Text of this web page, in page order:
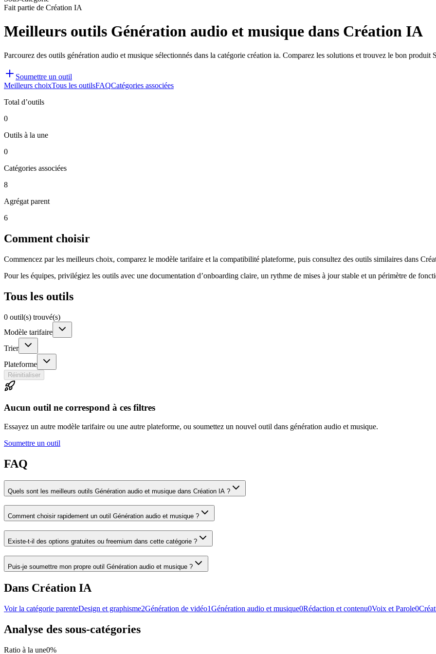
Fait partie de Création IA
Meilleurs outils Génération audio et musique dans Création IA
Parcourez des outils génération audio et musique sélectionnés dans la catégorie création ia. Comparez les solutions et trouvez le bon produit
Soumettre un outil
Meilleurs choixTous les outilsFAQCatégories associées
Total d’outils
0
Outils à la une
0
Catégories associées
8
Agrégat parent
6
Comment choisir
Commencez par les meilleurs choix, comparez le modèle tarifaire et la compatibilité plateforme, puis consultez des outils similaires dans
Pour les équipes, privilégiez les outils avec une documentation d’onboarding claire, un rythme de mises à jour stable et un périmètre de
Tous les outils
0 outil(s) trouvé(s)
Modèle tarifaire
Trier
Plateforme
Réinitialiser
Aucun outil ne correspond à ces filtres
Essayez un autre modèle tarifaire ou une autre plateforme, ou soumettez un nouvel outil dans génération audio et musique.
Soumettre un outil
FAQ
Quels sont les meilleurs outils Génération audio et musique dans Création IA ?
Comment choisir rapidement un outil Génération audio et musique ?
Existe-t-il des options gratuites ou freemium dans cette catégorie ?
Puis-je soumettre mon propre outil Génération audio et musique ?
Dans Création IA
Voir la catégorie parenteDesign et graphisme2Génération de vidéo1Génération audio et musique0Rédaction et contenu0Voix et Parole0
Analyse des sous-catégories
Ratio à la une0%